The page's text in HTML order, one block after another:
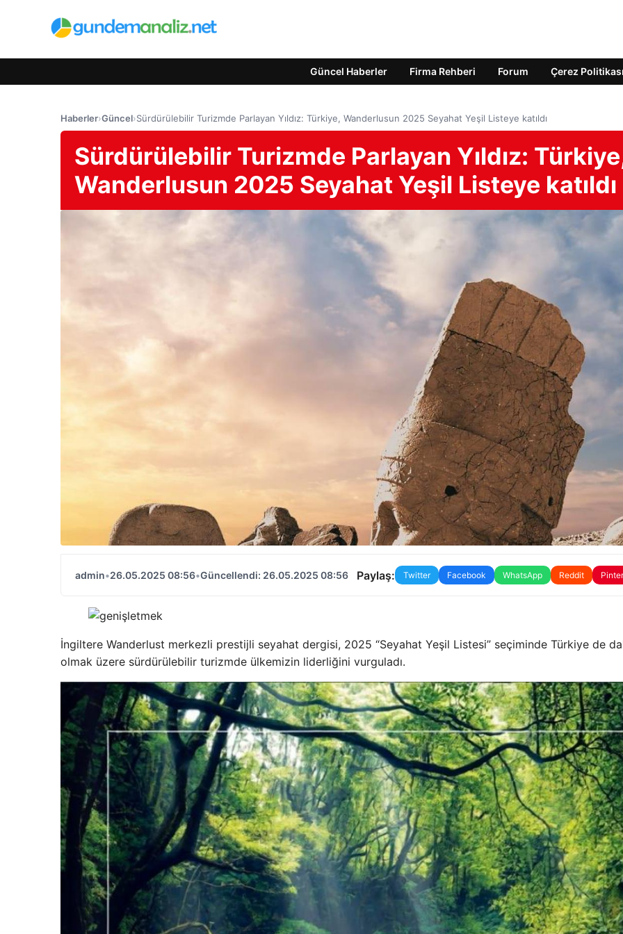
Güncel Haberler Firma Rehberi Forum Çerez Politikası
Haberler›Güncel›Sürdürülebilir Turizmde Parlayan Yıldız: Türkiye, Wanderlusun 2025 Seyahat Yeşil Listeye katıldı
Sürdürülebilir Turizmde Parlayan Yıldız:
Wanderlusun 2025 Seyahat Yeşil Listeye katıldı
admin•26.05.2025 08:56•Güncellendi: 26.05.2025 08:56 Paylaş: Twitter Facebook WhatsApp Reddit
İngiltere Wanderlust merkezli prestijli seyahat dergisi, 2025 “Seyahat Yeşil Listesi” seçiminde Türkiye de
olmak üzere sürdürülebilir turizmde ülkemizin liderliğini vurguladı.